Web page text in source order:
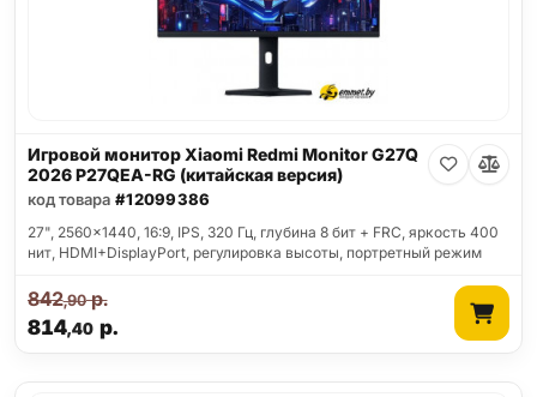
Игровой монитор Xiaomi Redmi Monitor G27Q
2026 P27QEA-RG (китайская версия)
код товара #12099386
27", 2560x1440, 16:9, IPS, 320 Гц, глубина 8 бит + FRC, яркость 400
нит, HDMI+DisplayPort, регулировка высоты, портретный режим
814,40р.
842,90р.